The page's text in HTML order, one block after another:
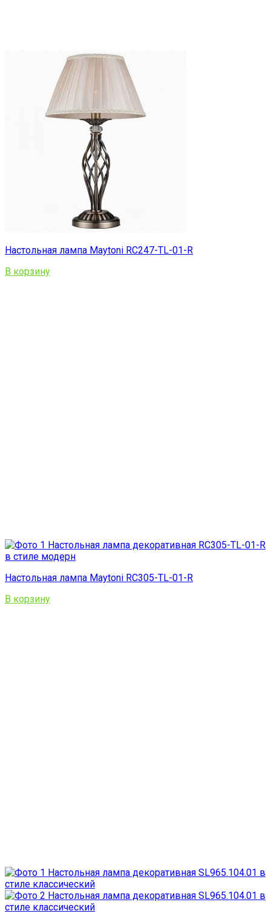
Настольная лампа Maytoni RC247-TL-01-R
В корзину
Настольная лампа Maytoni RC305-TL-01-R
В корзину